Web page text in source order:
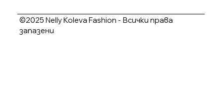
©2025 Nelly Koleva Fashion - Всички права
запазени